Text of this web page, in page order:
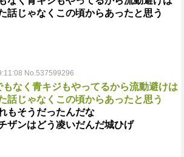
話じゃなくこの頃からあったと思う
No.537599296
なく青キジもやってるから流動避けは
話じゃなくこの頃からあったと思う
もそうだったんだな
ザンはどう凌いだんだ城ひげ